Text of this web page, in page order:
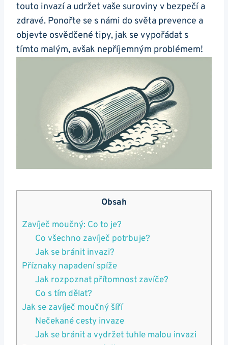
touto invazí a udržet vaše suroviny v bezpečí a
zdravé. Ponořte se‍ s námi do světa prevence a
objevte osvědčené tipy, jak⁤ se vypořádat s
tímto malým, avšak nepříjemným problémem!
Obsah
Zavíječ moučný: Co ‌to je?
Co všechno zavíječ potrbuje?
Jak se bránit invazi?
Příznaky napadení⁢ spíže
Jak rozpoznat přítomnost zavíče?
Co s tím dělat?
Jak se zavíječ moučný šíří
Nečekané⁤ cesty invaze
Jak se bránit a vydržet tuhle malou invazi